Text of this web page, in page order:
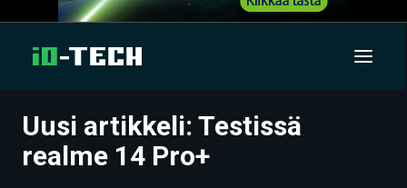
UUTISET
Uusi artikkeli: Testissä
realme 14 Pro+